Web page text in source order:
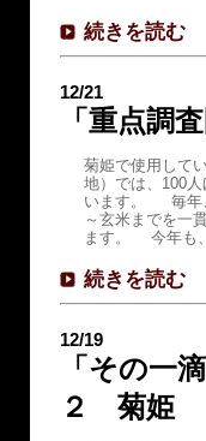
続きを読む
12/21
「重点調
菊姫で使用して
地）では、100
います。 毎年
～玄米までを一
ます。 今年も
続きを読む
12/19
「その一
２ 菊姫